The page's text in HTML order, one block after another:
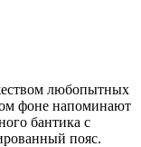
любопытных
фоне напоминают
бантика с
пояс.